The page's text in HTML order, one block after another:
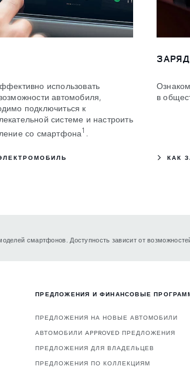
использовать
автомобиля,
подключиться к
системе и настроить
со смартфона1 .
в
КАК
смартфонов. Доступность зависит от
ПРЕДЛОЖЕНИЯ И ФИНАНСОВЫЕ
ПРЕДЛОЖЕНИЯ НА НОВЫЕ АВТОМОБИЛИ
АВТОМОБИЛИ APPROVED ПРЕДЛОЖЕНИЯ
ПРЕДЛОЖЕНИЯ ДЛЯ ВЛАДЕЛЬЦЕВ
ПРЕДЛОЖЕНИЯ ПО КОЛЛЕКЦИЯМ